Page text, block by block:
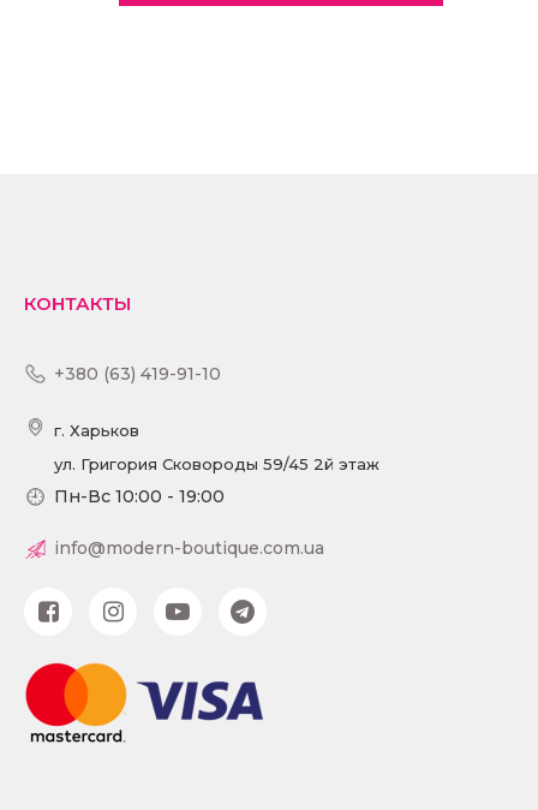
КОНТАКТЫ
+380 (63) 419-91-10
г. Харьков
ул. Григория Сковороды 59/45 2й этаж
Пн-Вс 10:00 - 19:00
info@modern-boutique.com.ua